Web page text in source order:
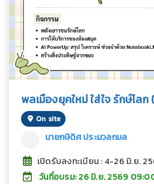
พลเมืองยุคใหม่ ใส่ใจ รักษ์โลก
On site
นายกษิดิศ ประมวลกมล
เปิดรับลงทะเบียน : 4-26 มิ.ย.
วันที่อบรม: 26 มิ.ย. 2569